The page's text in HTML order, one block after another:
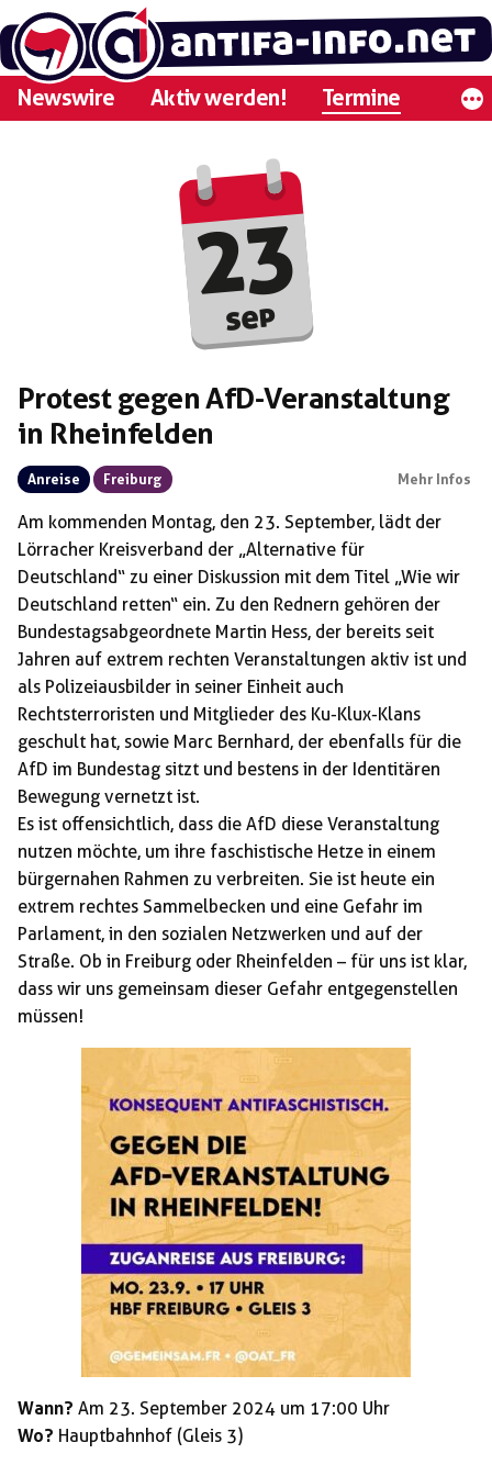
Zum
Inhalt
springen
Newswire Aktiv werden! Termine
sep
23
Protest gegen AfD-Veranstaltung
in Rheinfelden
Anreise Freiburg Mehr Infos
Am kommenden Montag, den 23. September, lädt der
Lörracher Kreisverband der „Alternative für
Deutschland“ zu einer Diskussion mit dem Titel „Wie wir
Deutschland retten“ ein. Zu den Rednern gehören der
Bundestagsabgeordnete Martin Hess, der bereits seit
Jahren auf extrem rechten Veranstaltungen aktiv ist und
als Polizeiausbilder in seiner Einheit auch
Rechtsterroristen und Mitglieder des Ku-Klux-Klans
geschult hat, sowie Marc Bernhard, der ebenfalls für die
AfD im Bundestag sitzt und bestens in der Identitären
Bewegung vernetzt ist.
Es ist offensichtlich, dass die AfD diese Veranstaltung
nutzen möchte, um ihre faschistische Hetze in einem
bürgernahen Rahmen zu verbreiten. Sie ist heute ein
extrem rechtes Sammelbecken und eine Gefahr im
Parlament, in den sozialen Netzwerken und auf der
Straße. Ob in Freiburg oder Rheinfelden – für uns ist klar,
dass wir uns gemeinsam dieser Gefahr entgegenstellen
müssen!
Wann? Am 23. September 2024 um 17:00 Uhr
Wo? Hauptbahnhof (Gleis 3)